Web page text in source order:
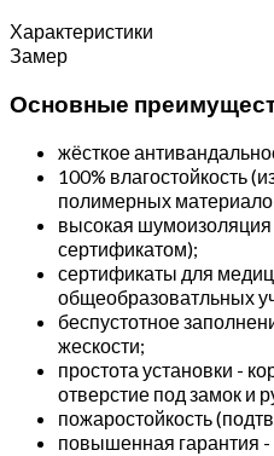
Характеристики
Замер
Основные
жёсткое
100% влагостойкость
полимерных
высокая
сертификатом);
сертификаты для
общеобразоватльных
беспустотное
жескости;
простота установки -
отверстие под замок и
пожаростойкость
повышенная гарантия -